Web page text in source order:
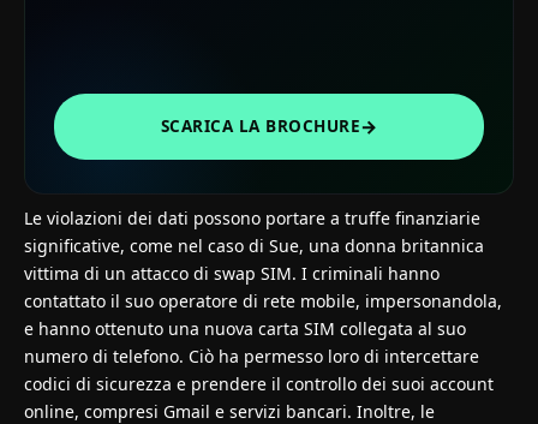
SCARICA LA BROCHURE→
Le violazioni dei dati possono portare a truffe finanziarie
significative, come nel caso di Sue, una donna britannica
vittima di un attacco di swap SIM. I criminali hanno
contattato il suo operatore di rete mobile, impersonandola,
e hanno ottenuto una nuova carta SIM collegata al suo
numero di telefono. Ciò ha permesso loro di intercettare
codici di sicurezza e prendere il controllo dei suoi account
online, compresi Gmail e servizi bancari. Inoltre, le